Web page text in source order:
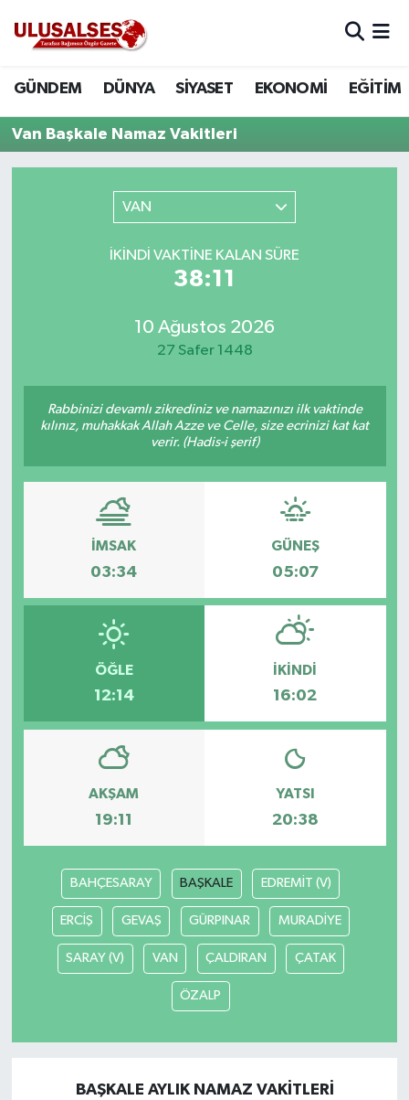
GÜNDEM DÜNYA SİYASET EKONOMİ EĞİTİM
Van Başkale Namaz Vakitleri
VAN
İKINDI VAKTINE KALAN SÜRE
38:11
10 Ağustos 2026
27 Safer 1448
Rabbinizi devamlı zikrediniz ve namazınızı ilk vaktinde
kılınız, muhakkak Allah Azze ve Celle, size ecrinizi kat kat
verir. (Hadis-i şerif)
İMSAK
03:34
GÜNEŞ
05:07
ÖĞLE
12:14
İKINDI
16:02
AKŞAM
19:11
YATSI
20:38
BAHÇESARAY BAŞKALE EDREMİT (V)
ERCİŞ GEVAŞ GÜRPINAR MURADİYE
SARAY (V) VAN ÇALDIRAN ÇATAK
ÖZALP
BAŞKALE AYLIK NAMAZ VAKITLERI
DÜNYA
EKONOMİ
Trafik Durumu
Tüm Manşetler
Son Dakika Haberleri